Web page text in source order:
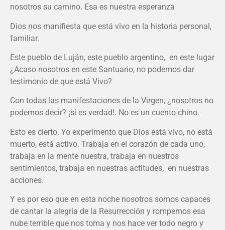
nosotros su camino. Esa es nuestra esperanza
Dios nos manifiesta que está vivo en la historia personal,
familiar.
Este pueblo de Luján, este pueblo argentino, en este lugar
¿Acaso nosotros en este Santuario, no podemos dar
testimonio de que está Vivo?
Con todas las manifestaciones de la Virgen, ¿nosotros no
podemos decir? ¡sí es verdad!. No es un cuento chino.
Esto es cierto. Yo experimento que Dios está vivo, no está
muerto, está activo. Trabaja en el corazón de cada uno,
trabaja en la mente nuestra, trabaja en nuestros
sentimientos, trabaja en nuestras actitudes, en nuestras
acciones.
Y es por eso que en esta noche nosotros somos capaces
de cantar la alegría de la Resurrección y rompemos esa
nube terrible que nos toma y nos hace ver todo negro y